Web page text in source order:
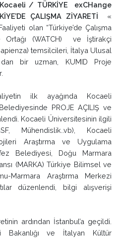
/ TÜRKİYE exCHange
ÇALIŞMA ZİYARETİ
«
olan “Türkiye’de Çalışma
Ortağı (WATCH) ve İştirakçi
temsilcileri, İtalya Ulusal
dan bir uzman, KUMID Proje
ilk ayağında Kocaeli
PROJE AÇILIŞ ve
Kocaeli Üniversitesinin ilgili
Mühendislik..vb), Kocaeli
Araştırma ve Uygulama
Belediyesi, Doğu Marmara
(MARKA) Türkiye Bilimsel ve
Marmara Araştırma Merkezi
düzenlendi, bilgi alışverişi
ardından İstanbul’a geçildi.
Bakanlığı ve İtalyan Kültür